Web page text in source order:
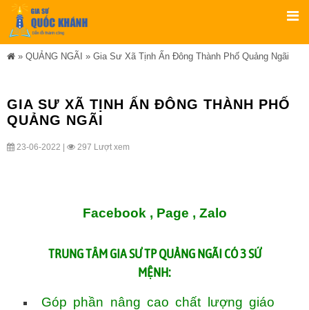
» QUẢNG NGÃI » Gia Sư Xã Tịnh Ấn Đông Thành Phố Quảng Ngãi
GIA SƯ XÃ TỊNH ẤN ĐÔNG THÀNH PHỐ
QUẢNG NGÃI
23-06-2022 | 297 Lượt xem
Facebook , Page , Zalo
TRUNG TÂMGIA SƯ TP QUẢNG NGÃI CÓ 3 SỨ
MỆNH:
Góp phần nâng cao chất lượng giáo